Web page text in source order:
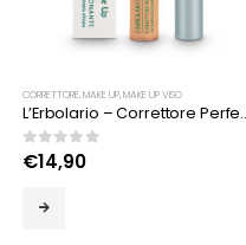
CORRETTORE,MAKE UP,MAKE UP VISO
L’Erbolario –
0Su 5
€14,90